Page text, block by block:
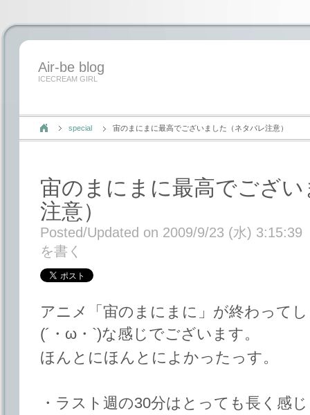
Air-be blog
ICECREAM GIRL
special 宙のまにまに最高でございました（ネタバレ注意）
宙のまにまに最高でござ
注意）
Posted/Updated on 2009/9/23 (水) 3:15:39
を書く
アニメ「宙のまにまに」が終わって
(´・ω・`)な感じでございます。
ほんとにほんとによかったっす。
・ラスト週の30分はとっても長く感